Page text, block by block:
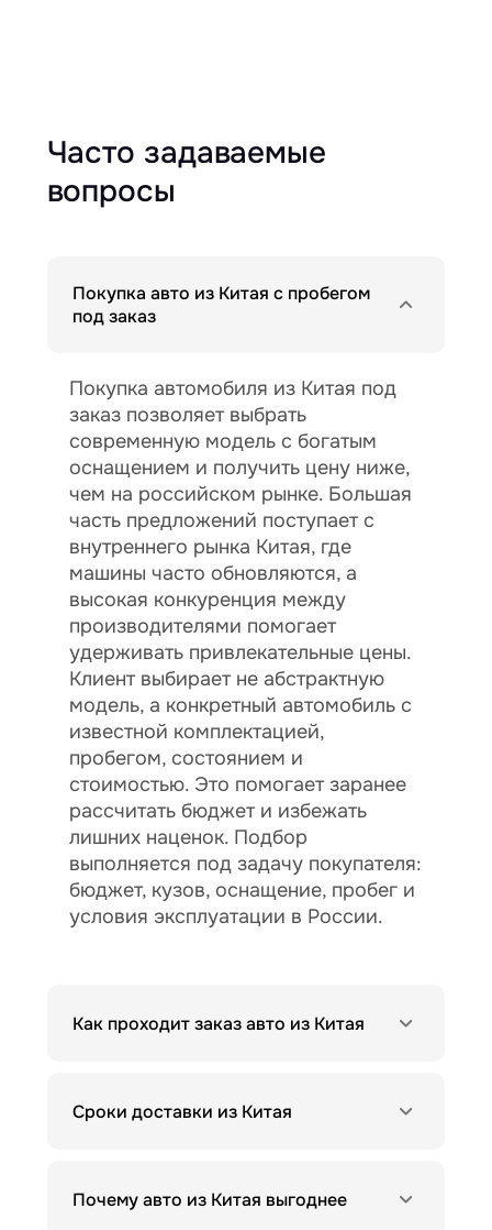
Часто задаваемые
вопросы
Покупка авто из Китая с пробегом
под заказ
Покупка автомобиля из Китая под
заказ позволяет выбрать
современную модель с богатым
оснащением и получить цену ниже,
чем на российском рынке. Большая
часть предложений поступает с
внутреннего рынка Китая, где
машины часто обновляются, а
высокая конкуренция между
производителями помогает
удерживать привлекательные цены.
Клиент выбирает не абстрактную
модель, а конкретный автомобиль с
известной комплектацией,
пробегом, состоянием и
стоимостью. Это помогает заранее
рассчитать бюджет и избежать
лишних наценок. Подбор
выполняется под задачу покупателя:
бюджет, кузов, оснащение, пробег и
условия эксплуатации в России.
Как проходит заказ авто из Китая
Сроки доставки из Китая
Почему авто из Китая выгоднее